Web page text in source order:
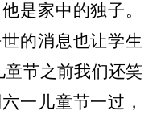
是家中的独子。
的消息也让学生
节之前我们还笑
一儿童节一过，